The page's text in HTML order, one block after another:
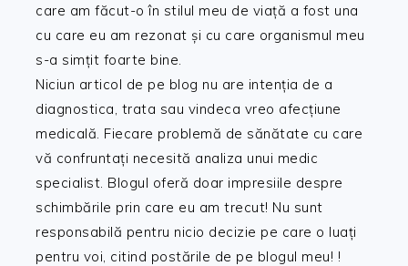
care am făcut-o în stilul meu de viață a fost una
cu care eu am rezonat și cu care organismul meu
s-a simțit foarte bine.
Niciun articol de pe blog nu are intenția de a
diagnostica, trata sau vindeca vreo afecțiune
medicală. Fiecare problemă de sănătate cu care
vă confruntați necesită analiza unui medic
specialist. Blogul oferă doar impresiile despre
schimbările prin care eu am trecut! Nu sunt
responsabilă pentru nicio decizie pe care o luați
pentru voi, citind postările de pe blogul meu! !